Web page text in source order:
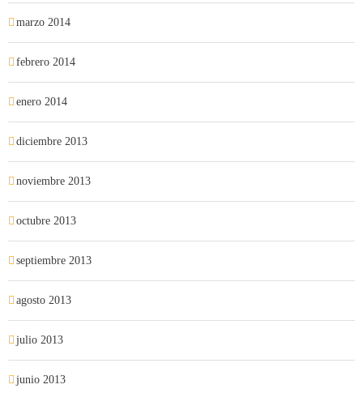
marzo 2014
febrero 2014
enero 2014
diciembre 2013
noviembre 2013
octubre 2013
septiembre 2013
agosto 2013
julio 2013
junio 2013